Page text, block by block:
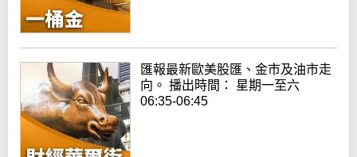
匯報最新歐美股匯、金市及油市走
向。 播出時間： 星期一至六
06:35-06:45